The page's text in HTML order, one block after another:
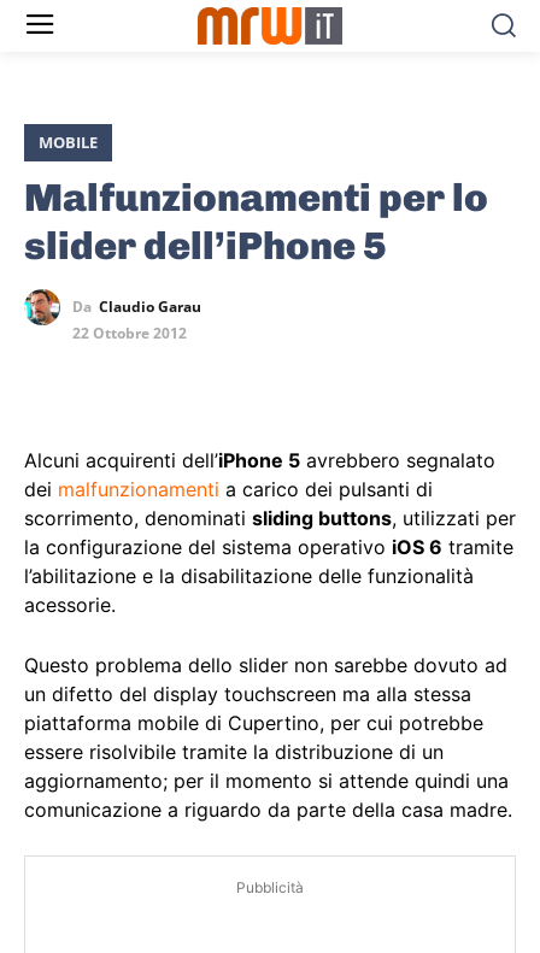
MOBILE
Malfunzionamenti per lo
slider dell’iPhone 5
Da Claudio Garau
22 Ottobre 2012
Alcuni acquirenti dell’iPhone 5 avrebbero segnalato
dei malfunzionamenti a carico dei pulsanti di
scorrimento, denominati sliding buttons, utilizzati per
la configurazione del sistema operativo iOS 6 tramite
l’abilitazione e la disabilitazione delle funzionalità
acessorie.
Questo problema dello slider non sarebbe dovuto ad
un difetto del display touchscreen ma alla stessa
piattaforma mobile di Cupertino, per cui potrebbe
essere risolvibile tramite la distribuzione di un
aggiornamento; per il momento si attende quindi una
comunicazione a riguardo da parte della casa madre.
Pubblicità